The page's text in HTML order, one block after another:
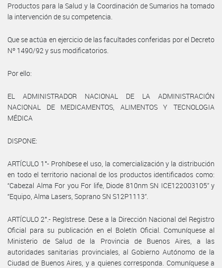
Productos para la Salud y la Coordinación de Sumarios ha tomado
la intervención de su competencia.
Que se actúa en ejercicio de las facultades conferidas por el Decreto
Nº 1490/92 y sus modificatorios.
Por ello:
EL ADMINISTRADOR NACIONAL DE LA ADMINISTRACIÓN
NACIONAL DE MEDICAMENTOS, ALIMENTOS Y TECNOLOGIA
MÉDICA
DISPONE:
ARTÍCULO 1°- Prohíbese el uso, la comercialización y la distribución
en todo el territorio nacional de los productos identificados como:
“Cabezal Alma For you For life, Diode 810nm SN ICE122003105” y
“Equipo, Alma Lasers, Soprano SN S12P1113”.
ARTÍCULO 2°.- Regístrese. Dese a la Dirección Nacional del Registro
Oficial para su publicación en el Boletín Oficial. Comuníquese al
Ministerio de Salud de la Provincia de Buenos Aires, a las
autoridades sanitarias provinciales, al Gobierno Autónomo de la
Ciudad de Buenos Aires, y a quienes corresponda. Comuníquese a